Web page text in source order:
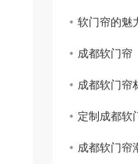
成都软门帘